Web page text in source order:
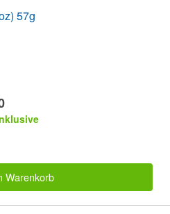
57g
Warenkorb